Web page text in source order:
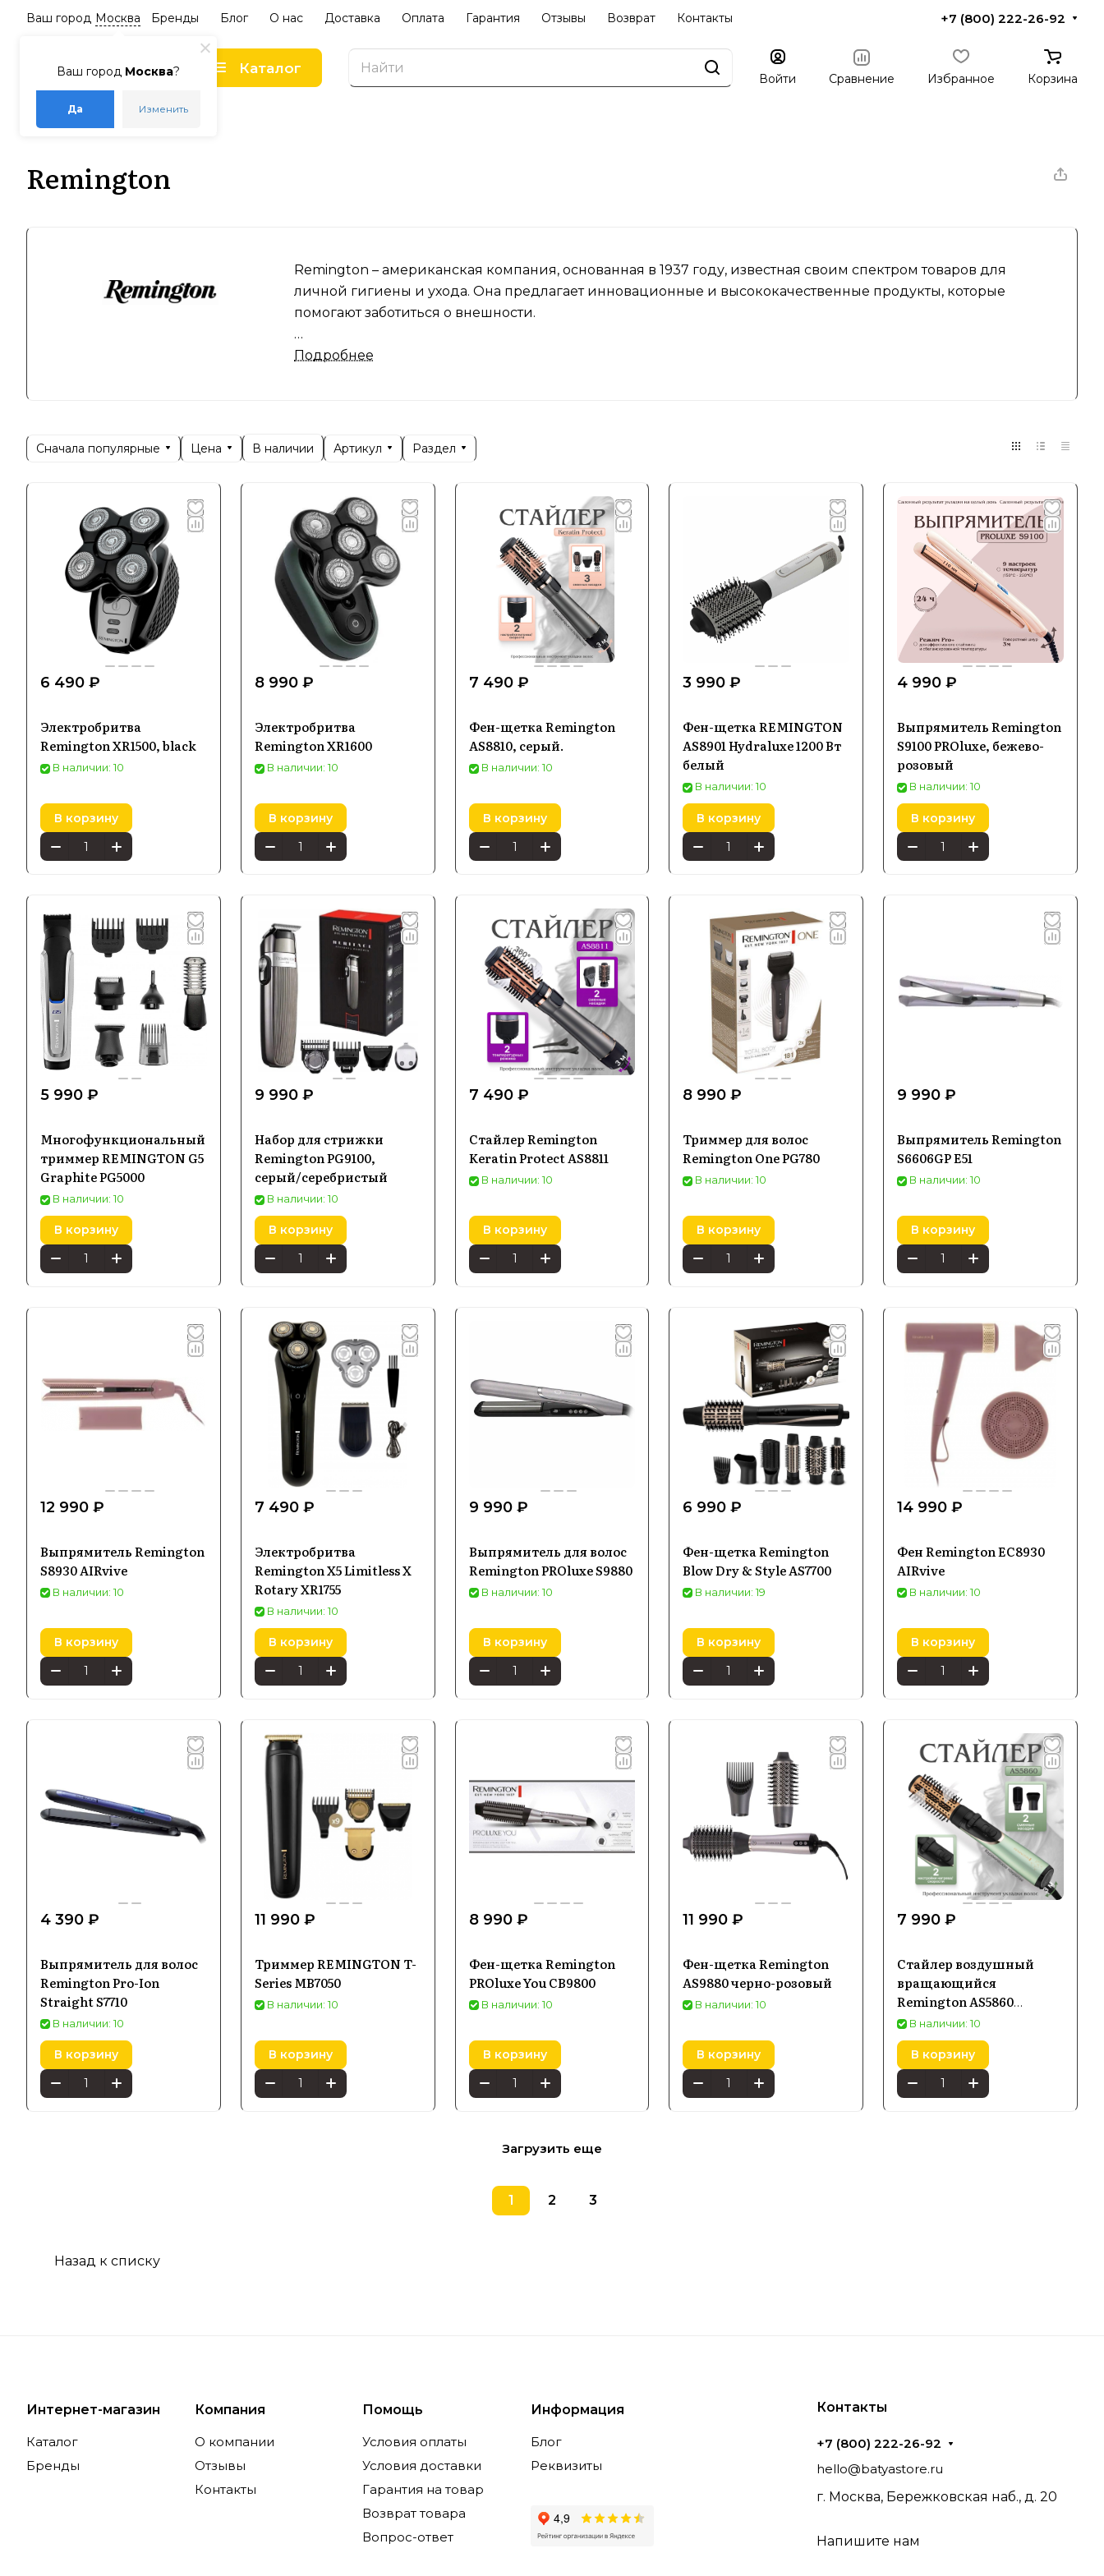
Ваш город Москва?
Да Изменить
Ваш город Москва Бренды Блог О нас Доставка Оплата Гарантия Отзывы Возврат Контакты +7 (800) 222-26-92
Каталог
Войти Сравнение Избранное Корзина
Главная – Бренды
Remington
Remington – американская компания, основанная в 1937 году, известная своим спектром товаров для
личной гигиены и ухода. Она предлагает инновационные и высококачественные продукты, которые
помогают заботиться о внешности.
Продукция компании включает:
профессиональные результаты.
- Бритвы и триммеры: инструменты для стрижки и ухода за бородой и whiskers.
- Уход за телом: устройства для ухода за кожей, такие как эпиляторы и наборы для маникюра.
Remington ориентируется на современные тенденции и потребности пользователей, предлагая
функциональные решения для каждого.
Подробнее
Сначала популярные Цена В наличии Артикул Раздел
6 490 ₽
Электробритва
Remington XR1500, black
В наличии: 10
В корзину
8 990 ₽
Электробритва
Remington XR1600
В наличии: 10
В корзину
7 490 ₽
Фен-щетка Remington
AS8810, сeрый.
В наличии: 10
В корзину
3 990 ₽
Фен-щетка REMINGTON
AS8901 Hydraluxe 1200 Вт
белый
В наличии: 10
В корзину
4 990 ₽
Выпрямитель Remington
S9100 PROluxe, бежево-
розовый
В наличии: 10
В корзину
5 990 ₽
Многофункциональный
триммер REMINGTON G5
Graphite PG5000
В наличии: 10
В корзину
9 990 ₽
Набор для стрижки
Remington PG9100,
серый/серебристый
В наличии: 10
В корзину
7 490 ₽
Стайлер Remington
Keratin Protect AS8811
В наличии: 10
В корзину
8 990 ₽
Триммер для волос
Remington One PG780
В наличии: 10
В корзину
9 990 ₽
Выпрямитель Remington
S6606GP E51
В наличии: 10
В корзину
12 990 ₽
Выпрямитель Remington
S8930 AIRvive
В наличии: 10
В корзину
7 490 ₽
Электробритва
Remington X5 Limitless X
Rotary XR1755
В наличии: 10
В корзину
9 990 ₽
Выпрямитель для волос
Remington PROluxe S9880
В наличии: 10
В корзину
6 990 ₽
Фен-щетка Remington
Blow Dry & Style AS7700
В наличии: 19
В корзину
14 990 ₽
Фен Remington EC8930
AIRvive
В наличии: 10
В корзину
4 390 ₽
Выпрямитель для волос
Remington Pro-Ion
Straight S7710
В наличии: 10
В корзину
11 990 ₽
Триммер REMINGTON T-
Series MB7050
В наличии: 10
В корзину
8 990 ₽
Фен-щетка Remington
PROluxe You CB9800
В наличии: 10
В корзину
11 990 ₽
Фен-щетка Remington
AS9880 черно-розовый
В наличии: 10
В корзину
7 990 ₽
Стайлер воздушный
вращающийся
Remington AS5860
Botanicals
В наличии: 10
В корзину
Загрузить еще
1 2 3
Назад к списку
Интернет-магазин
Каталог
Бренды
Компания
О компании
Отзывы
Контакты
Помощь
Условия оплаты
Условия доставки
Гарантия на товар
Возврат товара
Вопрос-ответ
Информация
Блог
Реквизиты
Контакты
+7 (800) 222-26-92
hello@batyastore.ru
г. Москва, Бережковская наб., д. 20
Напишите нам